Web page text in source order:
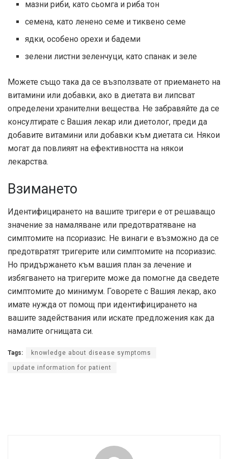
мазни риби, като сьомга и риба тон
семена, като ленено семе и тиквено семе
ядки, особено орехи и бадеми
зелени листни зеленчуци, като спанак и зеле
Можете също така да се възползвате от приемането на
витамини или добавки, ако в диетата ви липсват
определени хранителни вещества. Не забравяйте да се
консултирате с Вашия лекар или диетолог, преди да
добавите витамини или добавки към диетата си. Някои
могат да повлияят на ефективността на някои
лекарства.
Взимането
Идентифицирането на вашите тригери е от решаващо
значение за намаляване или предотвратяване на
симптомите на псориазис. Не винаги е възможно да се
предотвратят тригерите или симптомите на псориазис.
Но придържането към вашия план за лечение и
избягването на тригерите може да помогне да сведете
симптомите до минимум. Говорете с Вашия лекар, ако
имате нужда от помощ при идентифицирането на
вашите задействания или искате предложения как да
намалите огнищата си.
Tags: knowledge about disease symptoms
update information for patient